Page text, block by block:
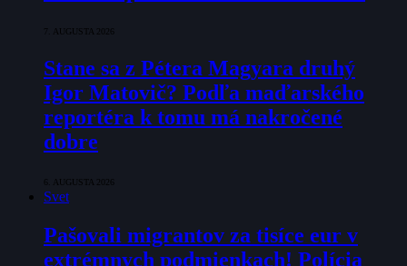
7. AUGUSTA 2026
Stane sa z Pétera Magyara druhý
Igor Matovič? Podľa maďarského
reportéra k tomu má nakročené
dobre
6. AUGUSTA 2026
Svet
Pašovali migrantov za tisíce eur v
extrémnych podmienkach! Polícia